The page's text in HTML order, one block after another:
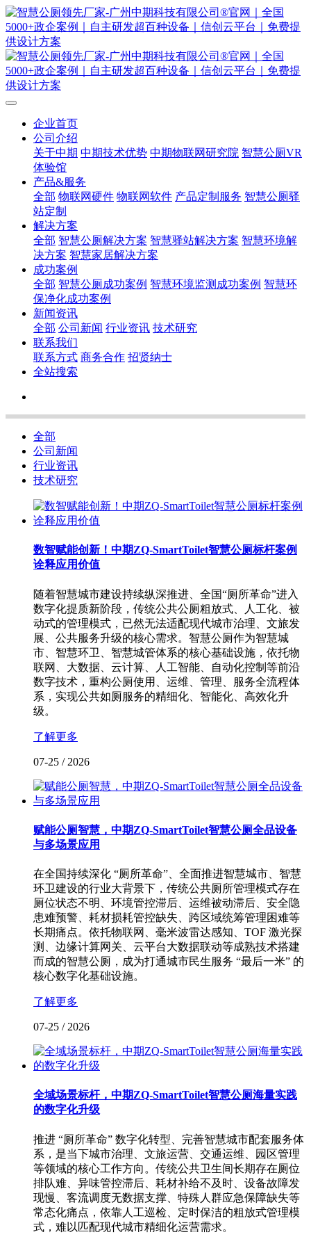
企业首页
公司介绍
关于中期 中期技术优势 中期物联网研究院 智慧公厕VR
体验馆
产品&服务
全部 物联网硬件 物联网软件 产品定制服务 智慧公厕驿
站定制
解决方案
全部 智慧公厕解决方案 智慧驿站解决方案 智慧环境解
决方案 智慧家居解决方案
成功案例
全部 智慧公厕成功案例 智慧环境监测成功案例 智慧环
保净化成功案例
新闻资讯
全部 公司新闻 行业资讯 技术研究
联系我们
联系方式 商务合作 招贤纳士
全站搜索
全部
公司新闻
行业资讯
技术研究
数智赋能创新！中期ZQ-SmartToilet智慧公厕标杆案例
诠释应用价值
随着智慧城市建设持续纵深推进、全国“厕所革命”进入
数字化提质新阶段，传统公共公厕粗放式、人工化、被
动式的管理模式，已然无法适配现代城市治理、文旅发
展、公共服务升级的核心需求。智慧公厕作为智慧城
市、智慧环卫、智慧城管体系的核心基础设施，依托物
联网、大数据、云计算、人工智能、自动化控制等前沿
数字技术，重构公厕使用、运维、管理、服务全流程体
系，实现公共如厕服务的精细化、智能化、高效化升
级。
了解更多
07-25 / 2026
赋能公厕智慧，中期ZQ-SmartToilet智慧公厕全品设备
与多场景应用
在全国持续深化 “厕所革命”、全面推进智慧城市、智慧
环卫建设的行业大背景下，传统公共厕所管理模式存在
厕位状态不明、环境管控滞后、运维被动滞后、安全隐
患难预警、耗材损耗管控缺失、跨区域统筹管理困难等
长期痛点。依托物联网、毫米波雷达感知、TOF 激光探
测、边缘计算网关、云平台大数据联动等成熟技术搭建
而成的智慧公厕，成为打通城市民生服务 “最后一米” 的
核心数字化基础设施。
了解更多
07-25 / 2026
全域场景标杆，中期ZQ-SmartToilet智慧公厕海量实践
的数字化升级
推进 “厕所革命” 数字化转型、完善智慧城市配套服务体
系，是当下城市治理、文旅运营、交通运维、园区管理
等领域的核心工作方向。传统公共卫生间长期存在厕位
排队难、异味管控滞后、耗材补给不及时、设备故障发
现慢、客流调度无数据支撑、特殊人群应急保障缺失等
常态化痛点，依靠人工巡检、定时保洁的粗放式管理模
式，难以匹配现代城市精细化运营需求。